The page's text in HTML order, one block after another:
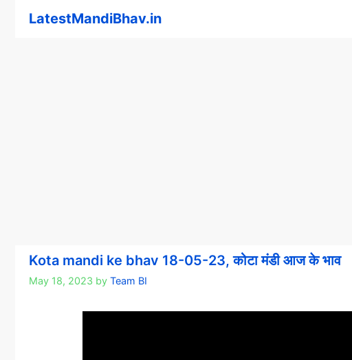
LatestMandiBhav.in
Kota mandi ke bhav 18-05-23, कोटा मंडी आज के भाव
May 18, 2023 by Team BI